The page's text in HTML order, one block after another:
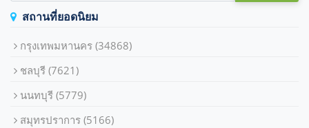
สถานที่ยอดนิยม
กรุงเทพมหานคร
(34868)
ชลบุรี
(7621)
นนทบุรี
(5779)
สมุทรปราการ
(5166)